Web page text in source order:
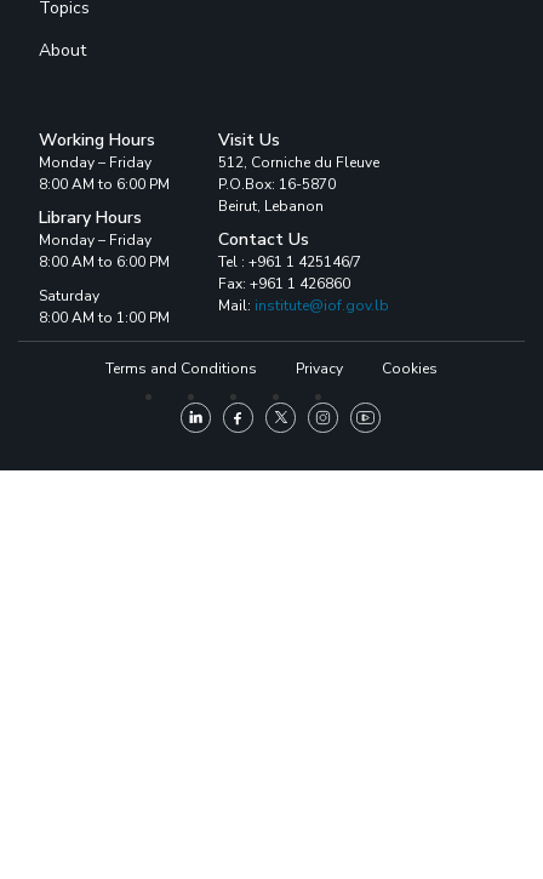
Topics
About
Working Hours
Monday – Friday
8:00 AM to 6:00 PM
Library Hours
Monday – Friday
8:00 AM to 6:00 PM
Saturday
8:00 AM to 1:00 PM
Visit Us
512, Corniche du Fleuve
P.O.Box: 16-5870
Beirut, Lebanon
Contact Us
Tel : +961 1 425146/7
Fax: +961 1 426860
Mail: institute@iof.gov.lb
Terms and Conditions Privacy Cookies